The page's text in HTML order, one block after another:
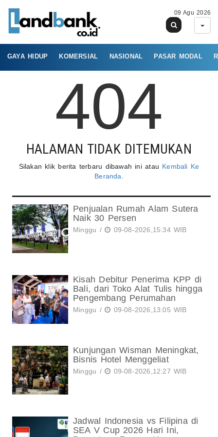
09 Agu 2026
GAYA HIDUP KOMERSIAL NASIONAL PASAR MODAL
404
HALAMAN TIDAK DITEMUKAN
Silakan klik berita terbaru dibawah ini atau Kembali Ke
Beranda
Penjualan Rumah Alam Sutera
Naik 30 Persen
Minggu / 09-08-2026,15:34 WIB
Kisah Debitur Penerima KPP di
Bali, dari Toko Alat Tulis hingga
Pengembang Perumahan
Minggu / 09-08-2026,13:05 WIB
Kunjungan Wisman Meningkat,
Bisnis Hotel Menggeliat
Minggu / 09-08-2026,12:27 WIB
Jadwal Indonesia vs Filipina di
SEA V Cup 2026 Hari Ini,